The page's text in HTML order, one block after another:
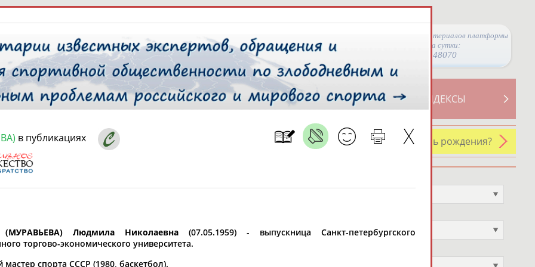
Просмотры материалов платформы
за сутки:
48070
СВОДНЫЕ ИНДЕКСЫ
ТАБЛО АКТИВНОСТИ
РЕСУРСНАЯ ПЛОЩАДКА
У кого сегодня день рождения?
проживания
Не выбран
в публикациях
Людмила Николаевна (07.05.1959) - выпускница Санкт-петербургского
торгово-экономического университета.
спорта СССР (1980, баскетбол).